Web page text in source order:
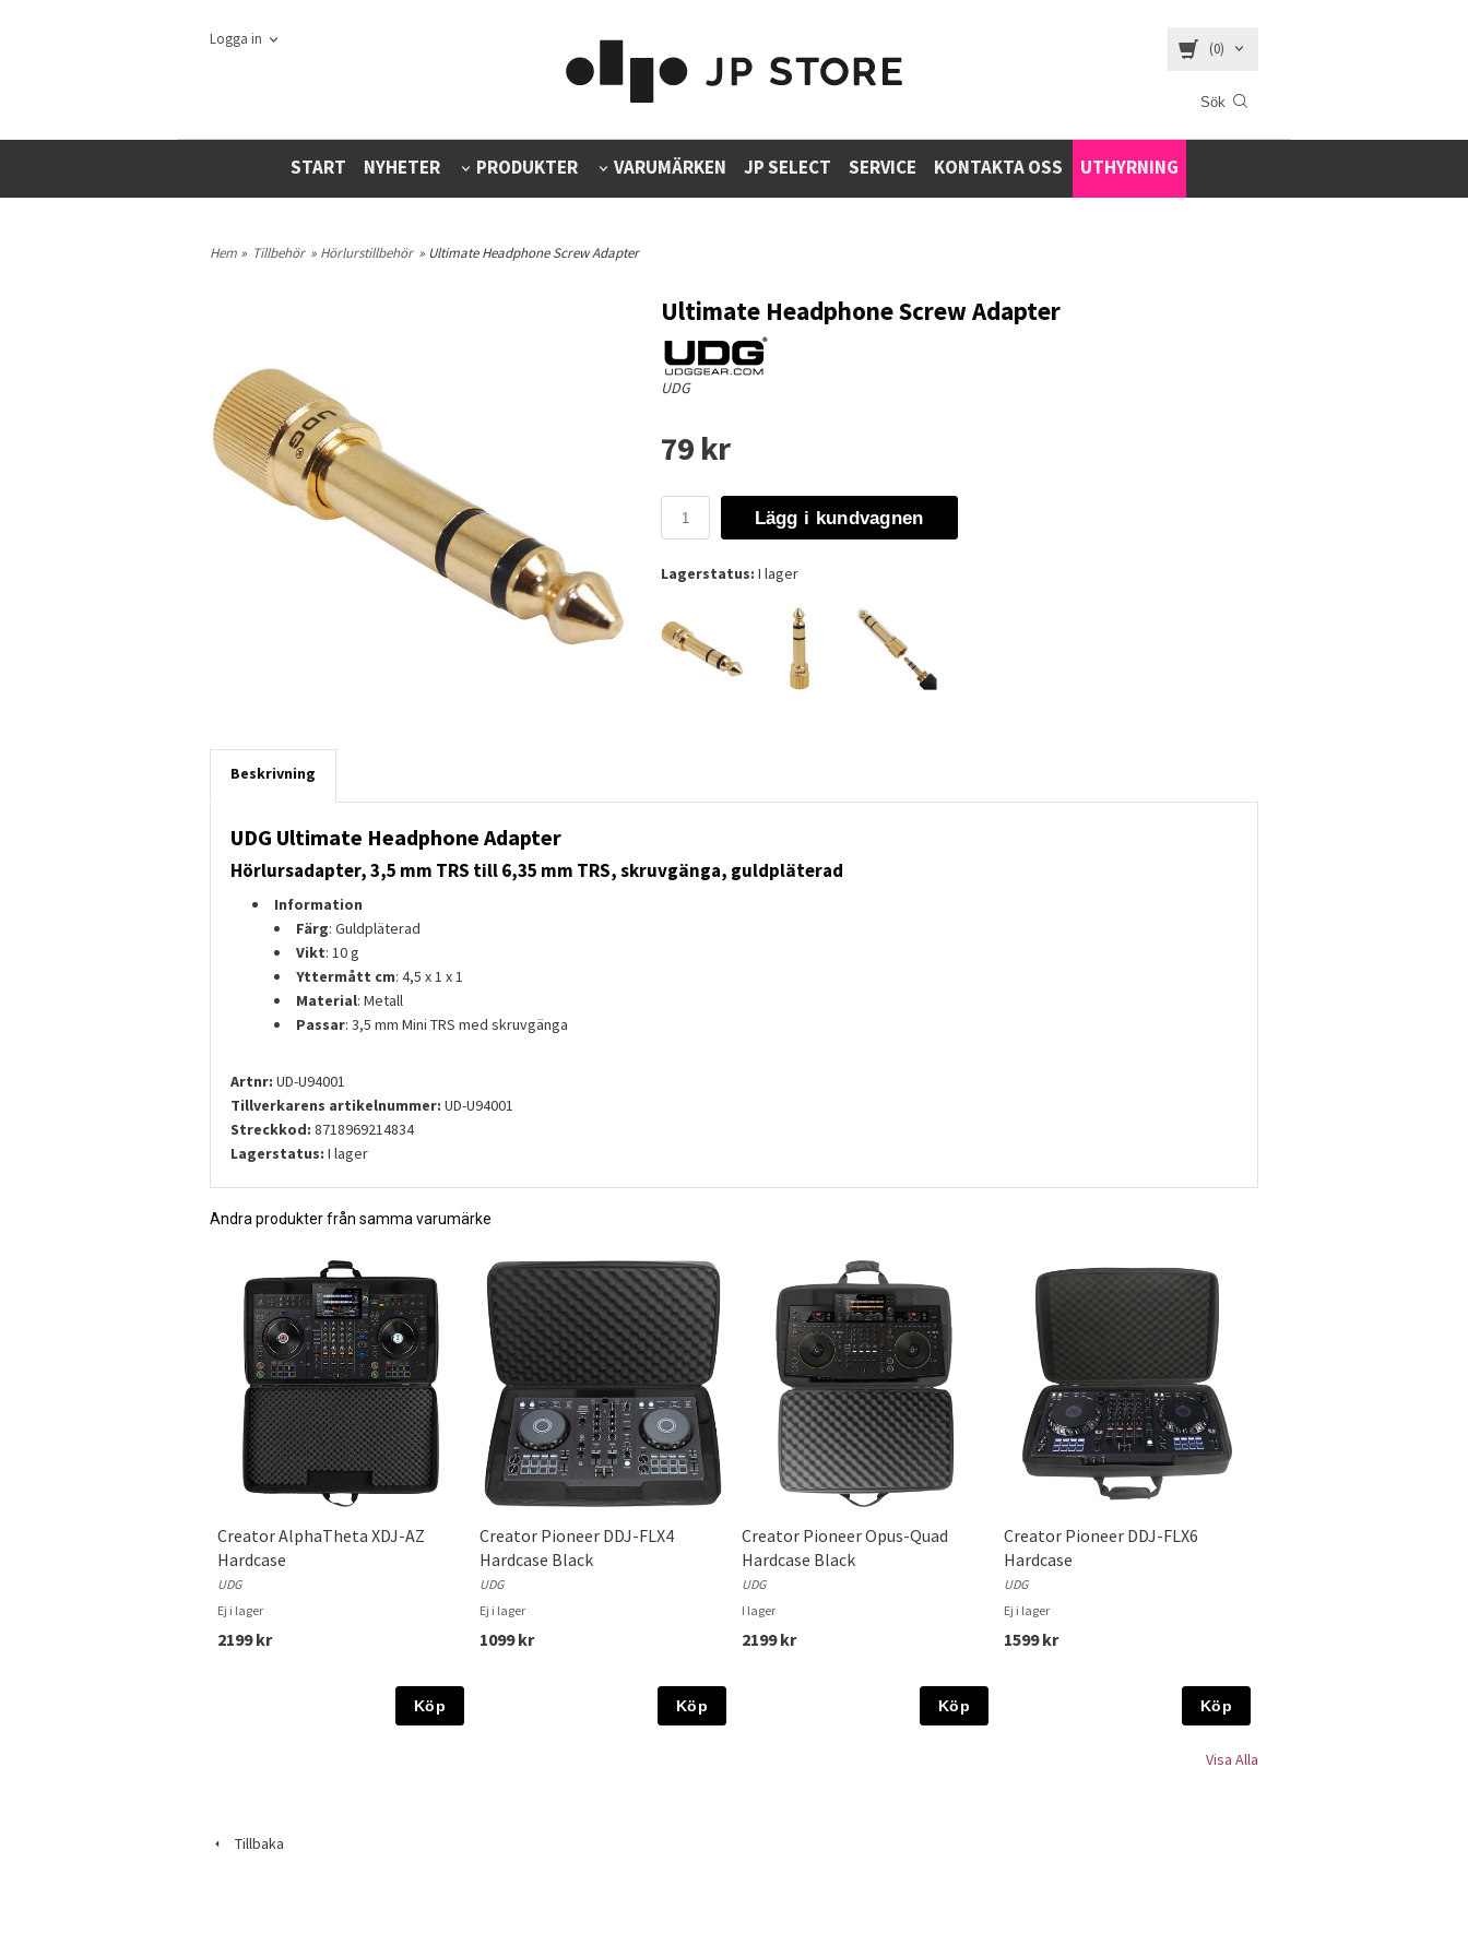
Logga in
(0)
START NYHETER PRODUKTER VARUMÄRKEN JP SELECT SERVICE KONTAKTA OSS UTHYRNING
Hem » Tillbehör » Hörlurstillbehör » Ultimate Headphone Screw Adapter
Ultimate Headphone Screw Adapter
UDG
79 kr
Lägg i kundvagnen
Lagerstatus: I lager
Beskrivning
UDG Ultimate Headphone Adapter
Hörlursadapter, 3,5 mm TRS till 6,35 mm TRS, skruvgänga, guldpläterad
Information
Färg: Guldpläterad
Vikt: 10 g
Yttermått cm: 4,5 x 1 x 1
Material: Metall
Passar: 3,5 mm Mini TRS med skruvgänga
Artnr: UD-U94001
Tillverkarens artikelnummer: UD-U94001
Streckkod: 8718969214834
Lagerstatus: I lager
Andra produkter från samma varumärke
Creator AlphaTheta XDJ-AZ
Hardcase
UDG
Ej i lager
2199 kr
Köp
Creator Pioneer DDJ-FLX4
Hardcase Black
UDG
Ej i lager
1099 kr
Köp
Creator Pioneer Opus-Quad
Hardcase Black
UDG
I lager
2199 kr
Köp
Creator Pioneer DDJ-FLX6
Hardcase
UDG
Ej i lager
1599 kr
Köp
Visa Alla
Tillbaka